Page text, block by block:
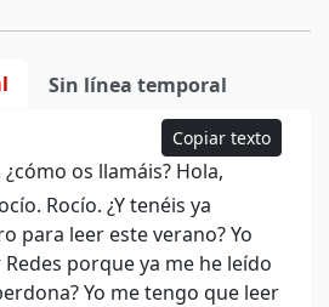
Sin línea temporal
Copiar texto
¿cómo os llamáis? Hola,
Rocío. ¿Y tenéis ya
para leer este verano? Yo
porque ya me he leído
Yo me tengo que leer